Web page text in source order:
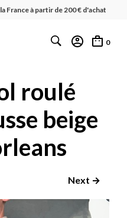
France à partir de 200 € d'achat
0
roulé
beige
Next →